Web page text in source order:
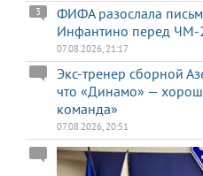
ФИФА разослала
Инфантино перед ЧМ-
3
07.08.2026, 21:17
Экс-тренер сборной
что «Динамо» —
команда»
07.08.2026, 20:51